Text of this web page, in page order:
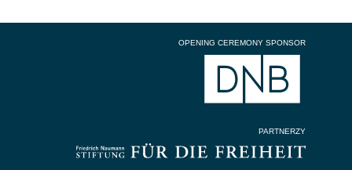
OPENING CEREMONY SPONSOR
PARTNERZY